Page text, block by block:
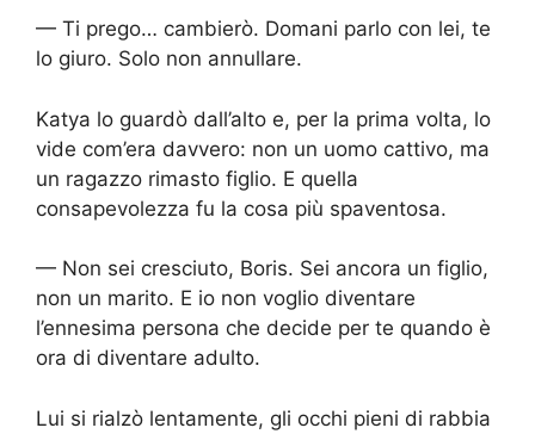
— Ti prego… cambierò. Domani parlo con lei, te
lo giuro. Solo non annullare.
Katya lo guardò dall’alto e, per la prima volta, lo
vide com’era davvero: non un uomo cattivo, ma
un ragazzo rimasto figlio. E quella
consapevolezza fu la cosa più spaventosa.
— Non sei cresciuto, Boris. Sei ancora un figlio,
non un marito. E io non voglio diventare
l’ennesima persona che decide per te quando è
ora di diventare adulto.
Lui si rialzò lentamente, gli occhi pieni di rabbia